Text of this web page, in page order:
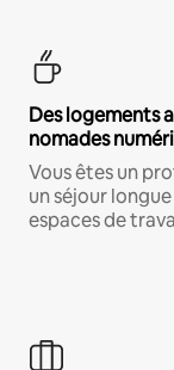
Des logements
nomades
Vous êtes un
un séjour
espaces de